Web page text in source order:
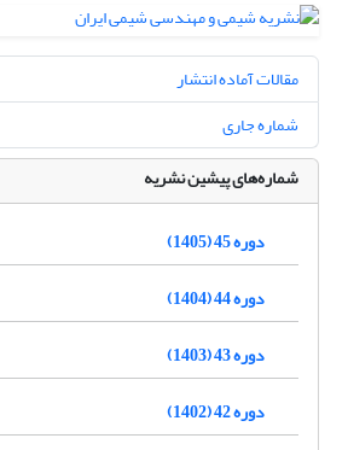
مقالات آماده انتشار
شماره جاری
شماره‌های پیشین نشریه
دوره 45 (1405)
دوره 44 (1404)
دوره 43 (1403)
دوره 42 (1402)